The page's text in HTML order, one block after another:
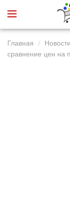
Главная Новости
сравнение цен на